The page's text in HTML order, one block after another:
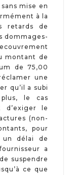
mise en
à la
retards de
dommages-
montant de
de 75,00
une
qu’il a subi
le cas
d’exiger le
(non-
pour
un délai de
a
suspendre
ce que